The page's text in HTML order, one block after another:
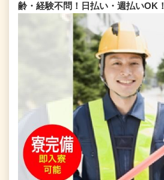
齢・経験不問！日払い・週払いOK！